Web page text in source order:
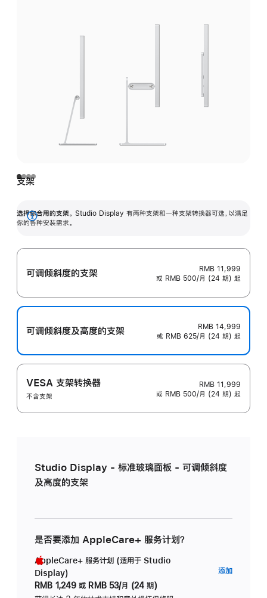
支架
选择你合用的支架。 Studio Display 有两种支架和一种支架转换器可选，以满足
你的各种安装需求。
展
可调倾斜度的支架
RMB 11,999
或 RMB 500/月 (24 期) 起
可调倾斜度及高‍度的支‍架
RMB 14,999
或 RMB 625/月 (24 期) 起
VESA 支架转换器
不含支架
RMB 11,999
或 RMB 500/月 (24 期) 起
Studio Display - 标准玻璃面板 - 可调倾斜度
及高度的支架
是否要添加 AppleCare+ 服务计划？
AppleCare+ 服务计划 (适用于 Studio
Display)
RMB 1,249 或 RMB 53/月 (24 期)
添加